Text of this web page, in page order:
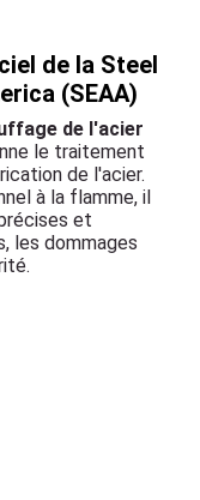
de la Steel
(SEAA)
de l'acier
le traitement
de l'acier.
à la flamme, il
et
les dommages